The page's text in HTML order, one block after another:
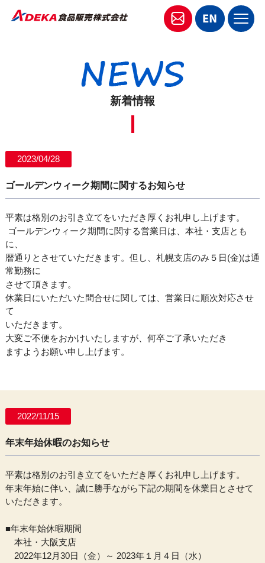
新着情報
2023/04/28
ゴールデンウィーク期間に関するお知らせ
平素は格別のお引き立てをいただき厚くお礼申し上げます。
ゴールデンウィーク期間に関する営業日は、本社・支店とも
に、
暦通りとさせていただきます。但し、札幌支店のみ５日(金)は通
常勤務に
させて頂きます。
休業日にいただいた問合せに関しては、営業日に順次対応させ
て
いただきます。
大変ご不便をおかけいたしますが、何卒ご了承いただき
ますようお願い申し上げます。
2022/11/15
年末年始休暇のお知らせ
平素は格別のお引き立てをいただき厚くお礼申し上げます。
年末年始に伴い、誠に勝手ながら下記の期間を休業日とさせて
いただきます。
■年末年始休暇期間
本社・大阪支店
2022年12月30日（金）～ 2023年１月４日（水）